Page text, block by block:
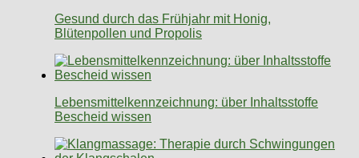
Gesund durch das Frühjahr mit Honig,
Blütenpollen und Propolis
Lebensmittelkennzeichnung: über Inhaltsstoffe
Bescheid wissen